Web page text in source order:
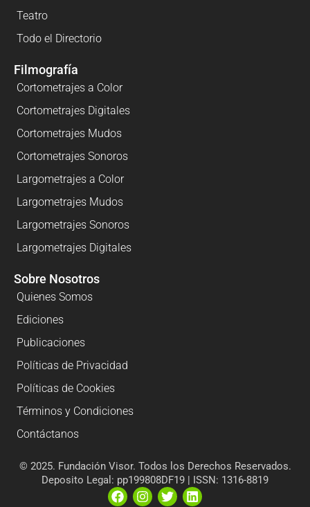
Teatro
Todo el Directorio
Filmografía
Cortometrajes a Color
Cortometrajes Digitales
Cortometrajes Mudos
Cortometrajes Sonoros
Largometrajes a Color
Largometrajes Mudos
Largometrajes Sonoros
Largometrajes Digitales
Sobre Nosotros
Quienes Somos
Ediciones
Publicaciones
Políticas de Privacidad
Políticas de Cookies
Términos y Condiciones
Contáctanos
© 2025. Fundación Visor. Todos los Derechos Reservados.
Deposito Legal: pp199808DF19 | ISSN: 1316-8819